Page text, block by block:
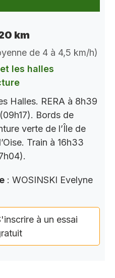
km
de 4 à 4,5 km/h)
les halles
Halles. RERA à 8h39
Bords de
verte de l’Île de
Train à 16h33
: WOSINSKI Evelyne
à un essai